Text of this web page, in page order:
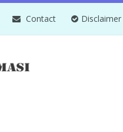
Contact Disclaimer